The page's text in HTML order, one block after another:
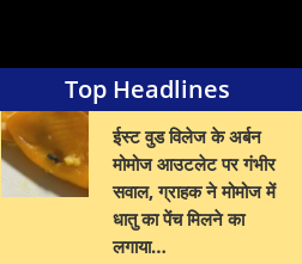
Top Headlines
ईस्ट वुड विलेज के अर्बन
मोमोज आउटलेट पर गंभीर
सवाल, ग्राहक ने मोमोज में
धातु का पेंच मिलने का
लगाया…